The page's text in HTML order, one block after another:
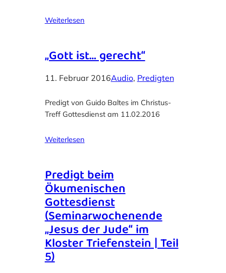
Weiterlesen
„Gott ist… gerecht“
11. Februar 2016Audio, Predigten
Predigt von Guido Baltes im Christus-
Treff Gottesdienst am 11.02.2016
Weiterlesen
Predigt beim
Ökumenischen
Gottesdienst
(Seminarwochenende
„Jesus der Jude“ im
Kloster Triefenstein | Teil
5)